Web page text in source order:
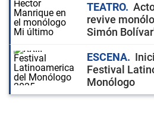
TEATRO
revive
Simón
ESCENA
Festival
Monólogo